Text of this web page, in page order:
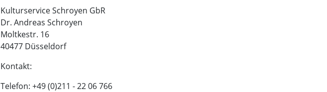
Kulturservice Schroyen GbR
Dr. Andreas Schroyen
Moltkestr. 16
40477 Düsseldorf
Kontakt:
Telefon: +49 (0)211 - 22 06 766